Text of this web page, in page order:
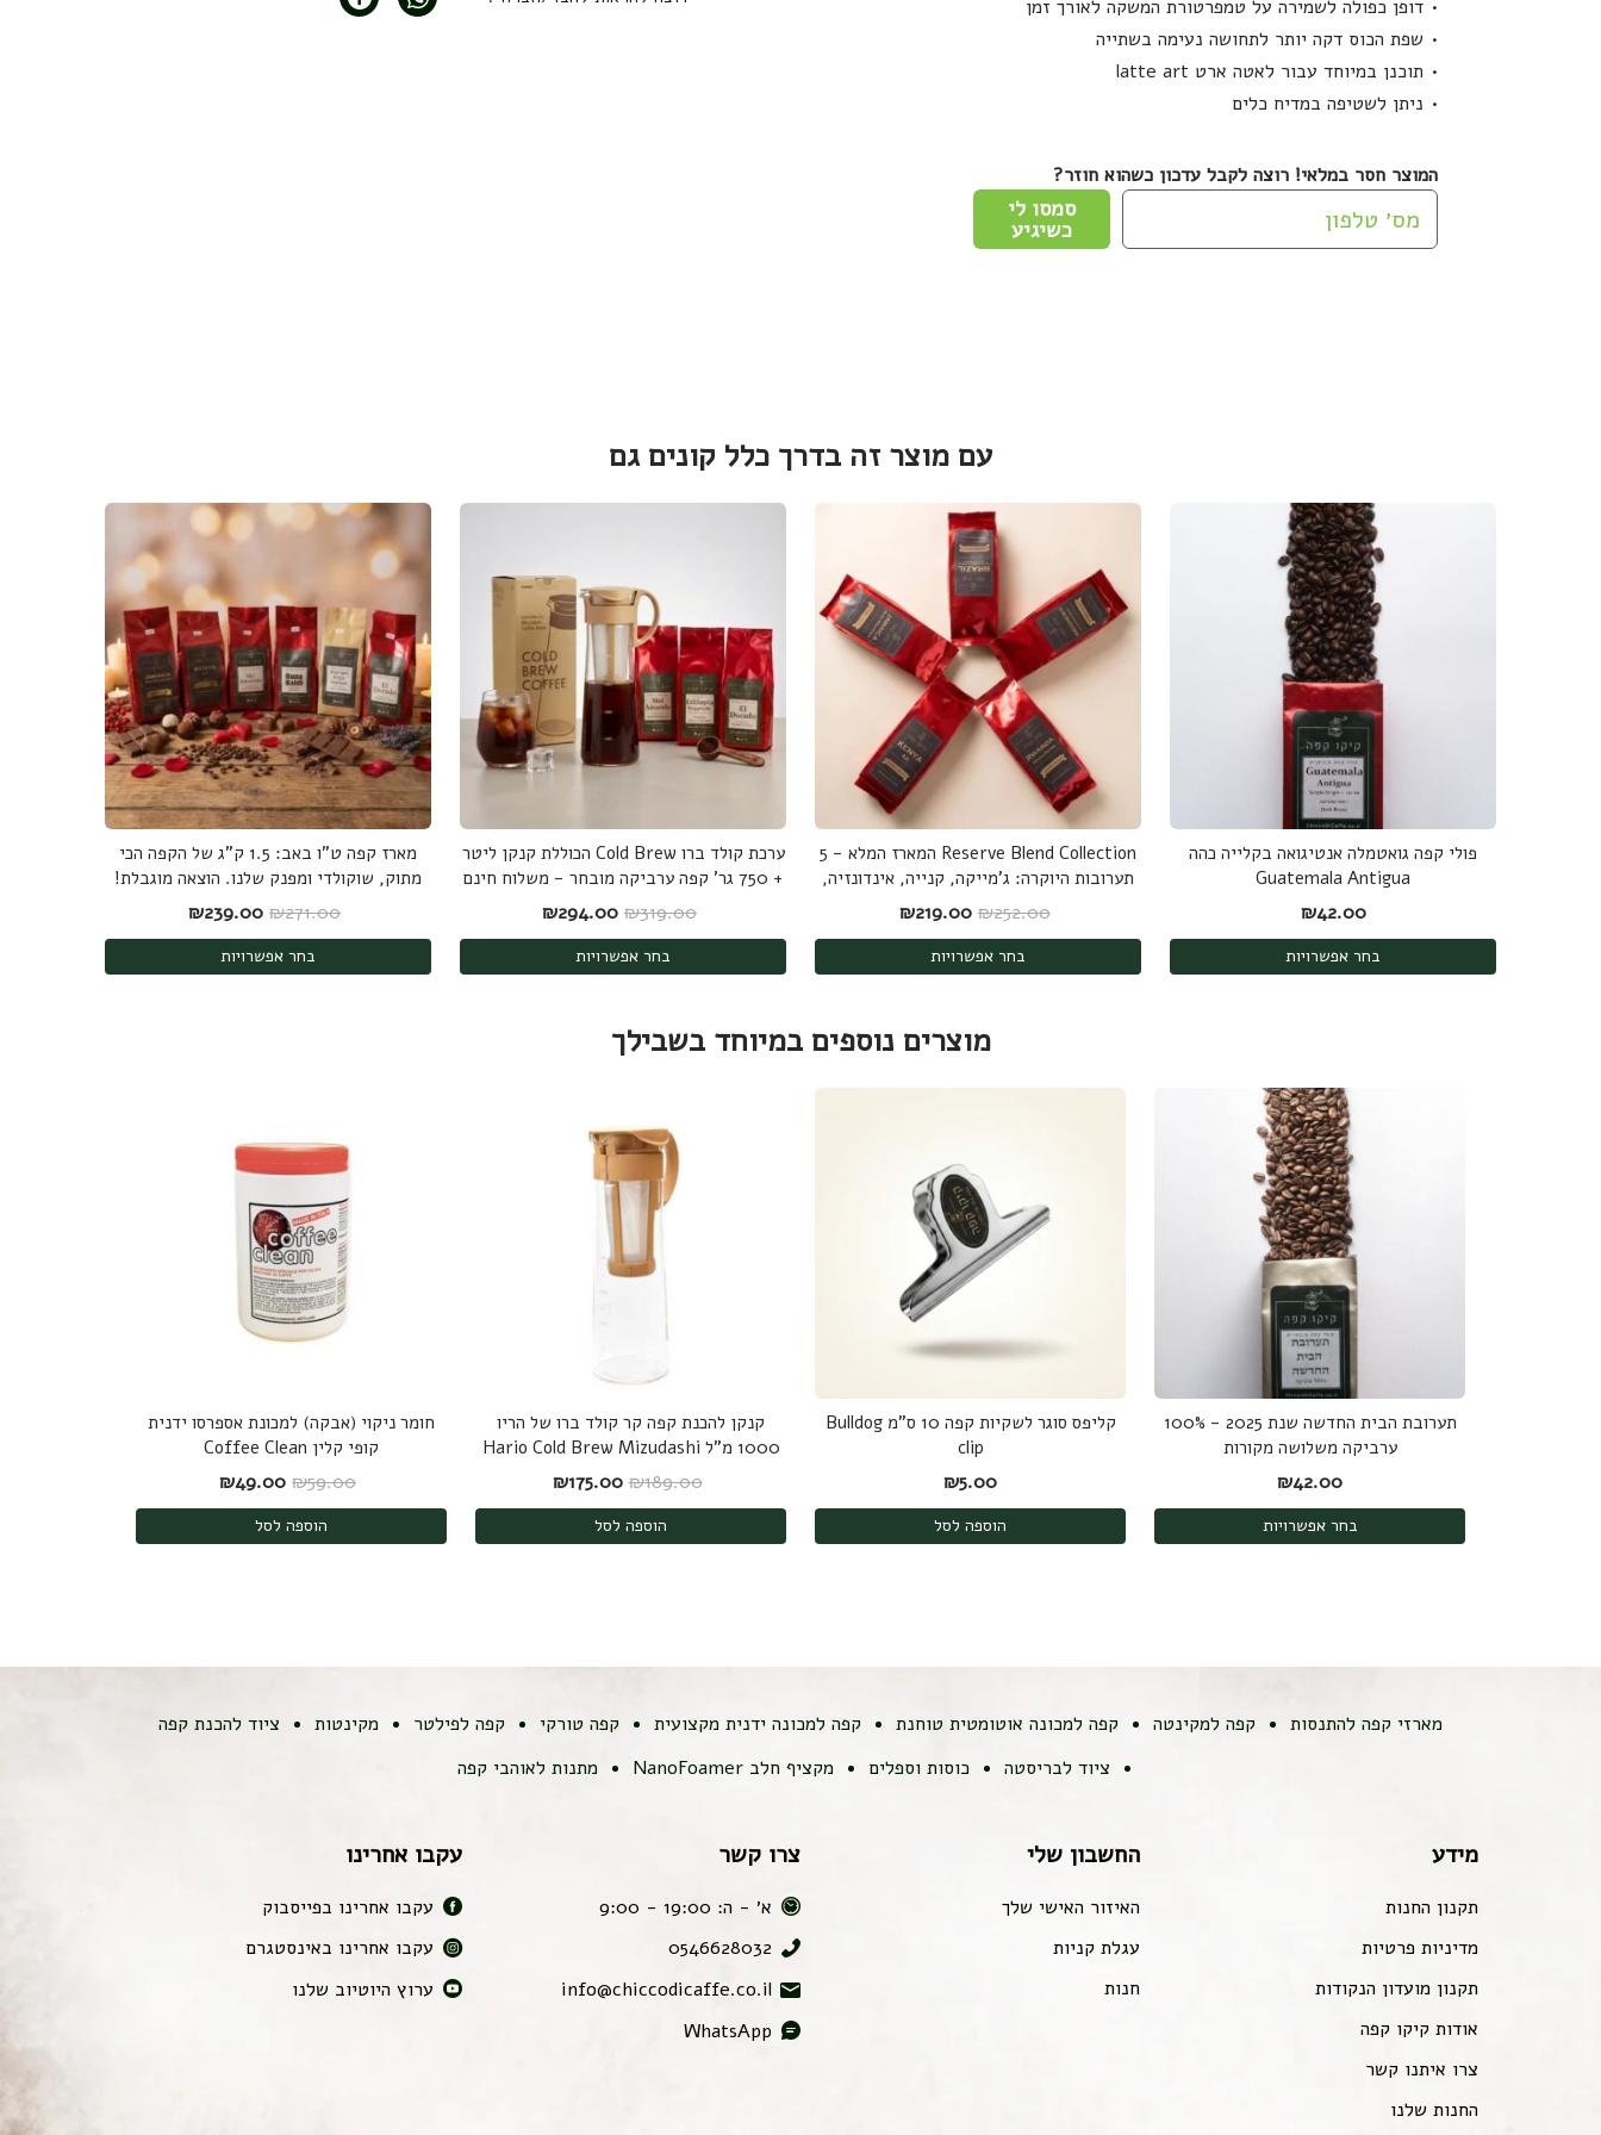
דופן כפולה לשמירה על טמפרטורת המשקה לאורך זמן
שפת הכוס דקה יותר לתחושה נעימה בשתייה
תוכנן במיוחד עבור לאטה ארט latte art
ניתן לשטיפה במדיח כלים
המוצר חסר במלאי! רוצה לקבל עדכון כשהוא חוזר?
סמסו לי
כשיגיע
עם מוצר זה בדרך כלל קונים גם
פולי קפה גואטמלה אנטיגואה בקלייה כהה
Guatemala Antigua
₪42.00
בחר אפשרויות
Reserve Blend Collection המארז המלא - 5
תערובות היוקרה: ג'מייקה, קנייה, אינדונזיה,
ברזיל ורואנדה - 1.25 ק"ג
₪252.00 המחיר המקורי היה: ₪252.00.
₪219.00 המחיר הנוכחי הוא: ₪219.00.
בחר אפשרויות
ערכת קולד ברו Cold Brew הכוללת קנקן ליטר
+ 750 גר' קפה ערביקה מובחר - משלוח חינם
₪319.00 המחיר המקורי היה: ₪319.00.
₪294.00 המחיר הנוכחי הוא: ₪294.00.
בחר אפשרויות
מארז קפה ט"ו באב: 1.5 ק"ג של הקפה הכי
מתוק, שוקולדי ומפנק שלנו. הוצאה מוגבלת!
₪271.00 המחיר המקורי היה: ₪271.00.
₪239.00 המחיר הנוכחי הוא: ₪239.00.
בחר אפשרויות
מוצרים נוספים במיוחד בשבילך
תערובת הבית החדשה שנת 2025 - 100%
ערביקה משלושה מקורות
₪42.00
בחר אפשרויות
קליפס סוגר לשקיות קפה 10 ס"מ Bulldog
clip
₪5.00
הוספה לסל
קנקן להכנת קפה קר קולד ברו של הריו
1000 מ"ל Hario Cold Brew Mizudashi
₪189.00 המחיר המקורי היה: ₪189.00.
₪175.00 המחיר הנוכחי הוא: ₪175.00.
הוספה לסל
חומר ניקוי (אבקה) למכונת אספרסו ידנית
קופי קלין Coffee Clean
₪59.00 המחיר המקורי היה: ₪59.00.
₪49.00 המחיר הנוכחי הוא: ₪49.00.
הוספה לסל
מארזי קפה להתנסות קפה למקינטה קפה למכונה אוטומטית טוחנת קפה למכונה ידנית מקצועית קפה טורקי קפה לפילטר מקינטות
ציוד להכנת קפה
ציוד לבריסטה
כוסות וספלים מקציף חלב NanoFoamer מתנות לאוהבי קפה
מידע
תקנון החנות
מדיניות פרטיות
תקנון מועדון הנקודות
אודות קיקו קפה
צרו איתנו קשר
החנות שלנו
החשבון שלי
האיזור האישי שלך
עגלת קניות
חנות
צרו קשר
א׳ - ה: 19:00 - 9:00
0546628032
info@chiccodicaffe.co.il
WhatsApp
עקבו אחרינו
עקבו אחרינו בפייסבוק
עקבו אחרינו באינסטגרם
ערוץ היוטיוב שלנו